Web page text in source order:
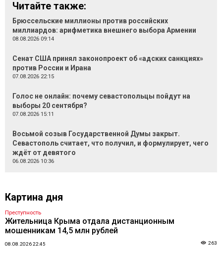
Читайте также:
Брюссельские миллионы против российских
миллиардов: арифметика внешнего выбора Армении
08.08.2026 09:14
Сенат США принял законопроект об «адских санкциях»
против России и Ирана
07.08.2026 22:15
Голос не онлайн: почему севастопольцы пойдут на
выборы 20 сентября?
07.08.2026 15:11
Восьмой созыв Государственной Думы закрыт.
Севастополь считает, что получил, и формулирует, чего
ждёт от девятого
06.08.2026 10:36
Картина дня
Преступность
Жительница Крыма отдала дистанционным
мошенникам 14,5 млн рублей
08.08.2026 22:45 263